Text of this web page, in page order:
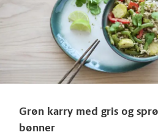
Grøn karry med gris og
bønner